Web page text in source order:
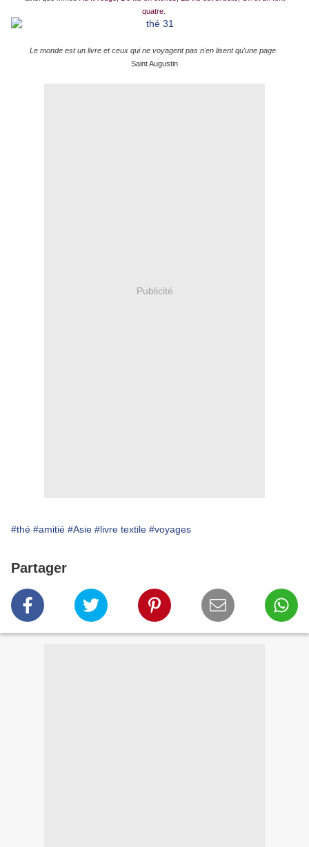
quatre.
Le monde est un livre et ceux qui ne voyagent pas n'en lisent qu'une page.
Saint Augustin
Publicité
#thé #amitié #Asie #livre textile #voyages
Partager